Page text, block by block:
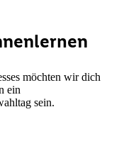
möchten wir dich
ein
sein.